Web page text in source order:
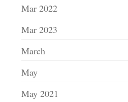
Mar 2022
Mar 2023
March
May
May 2021